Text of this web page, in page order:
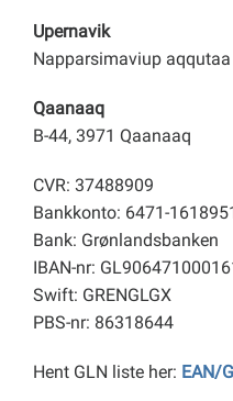
Upernavik
Napparsimaviup
Qaanaaq
B-44, 3971 Qaanaaq
CVR: 37488909
Bankkonto: 6471-
Bank: Grønlandsbanken
IBAN-nr:
Swift: GRENGLGX
PBS-nr: 86318644
Hent GLN liste her: EAN/